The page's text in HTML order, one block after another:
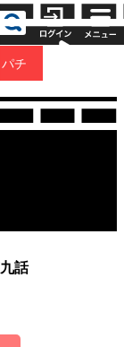
パチ
話